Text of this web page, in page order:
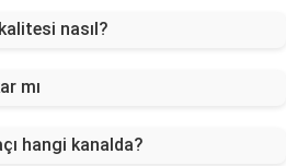
nasıl?
mı
hangi kanalda?